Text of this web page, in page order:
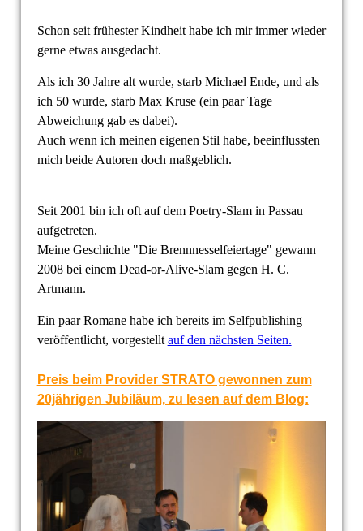
Schon seit frühester Kindheit habe ich mir immer wieder
gerne etwas ausgedacht.
Als ich 30 Jahre alt wurde, starb Michael Ende, und als
ich 50 wurde, starb Max Kruse (ein paar Tage
Abweichung gab es dabei).
Auch wenn ich meinen eigenen Stil habe, beeinflussten
mich beide Autoren doch maßgeblich.
Seit 2001 bin ich oft auf dem Poetry-Slam in Passau
aufgetreten.
Meine Geschichte "Die Brennnesselfeiertage" gewann
2008 bei einem Dead-or-Alive-Slam gegen H. C.
Artmann.
Ein paar Romane habe ich bereits im Selfpublishing
veröffentlicht, vorgestellt auf den nächsten Seiten.
Preis beim Provider STRATO gewonnen zum
20jährigen Jubiläum, zu lesen auf dem Blog: